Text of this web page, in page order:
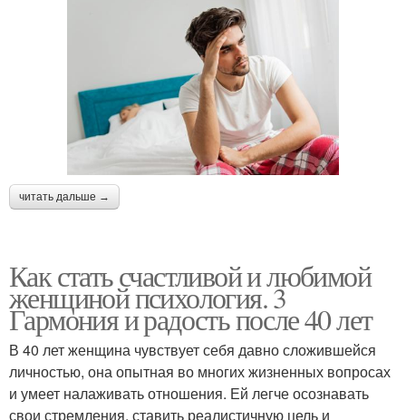
читать дальше →
Как стать счастливой и любимой
женщиной психология. 3
Гармония и радость после 40 лет
В 40 лет женщина чувствует себя давно сложившейся
личностью, она опытная во многих жизненных вопросах
и умеет налаживать отношения. Ей легче осознавать
свои стремления, ставить реалистичную цель и